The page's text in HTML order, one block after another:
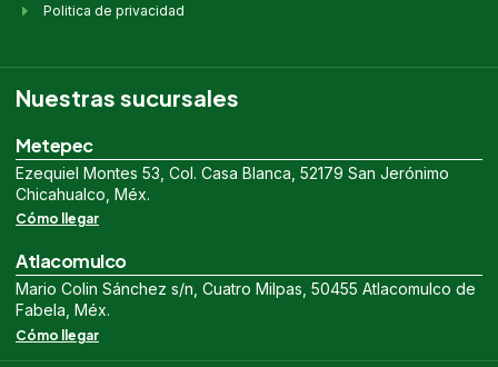
Politica de privacidad
Nuestras sucursales
Metepec
Ezequiel Montes 53, Col. Casa Blanca, 52179 San Jerónimo
Chicahualco, Méx.
Cómo llegar
Atlacomulco
Mario Colin Sánchez s/n, Cuatro Milpas, 50455 Atlacomulco de
Fabela, Méx.
Cómo llegar